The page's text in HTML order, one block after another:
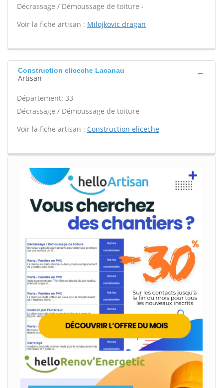
Décrassage / Démoussage de toiture -
Voir la fiche artisan : Milojkovic dragan
Construction eliceche Lacanau
Artisan
Département: 33
Décrassage / Démoussage de toiture -
Voir la fiche artisan : Construction eliceche